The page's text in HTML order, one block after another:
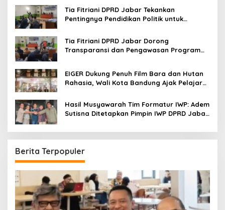
Tia Fitriani DPRD Jabar Tekankan
Pentingnya Pendidikan Politik untuk
Bandung
Tia Fitriani DPRD Jabar Dorong
Transparansi dan Pengawasan Program
EIGER Dukung Penuh Film Bara dan Hutan
Rahasia, Wali Kota Bandung Ajak Pelajar
Hasil Musyawarah Tim Formatur IWP: Adem
Sutisna Ditetapkan Pimpin IWP DPRD Jabar
Berita Terpopuler